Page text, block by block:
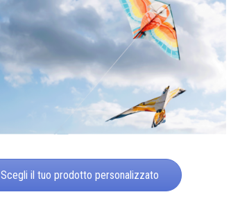
Scegli il tuo prodotto personalizzato